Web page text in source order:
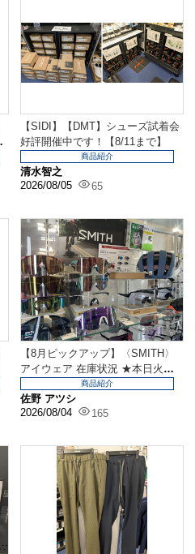
【SIDI】【DMT】シューズ試着会
好評開催中です！【8/11まで】
清水智之
2026/08/05
65
商品紹介
【8月ピックアップ】〈SMITH〉
アイウェア 在庫状況 ★本日火曜
日も営業してま...
佐野 アツシ
2026/08/04
165
商品紹介